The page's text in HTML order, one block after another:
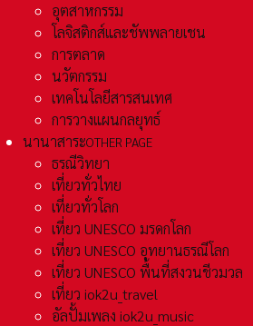
อุตสาหกรรม
โลจิสติกส์และชัพพลายเชน
การตลาด
นวัตกรรม
เทคโนโลยีสารสนเทศ
การวางแผนกลยุทธ์
นานาสาระOTHER PAGE
ธรณีวิทยา
เที่ยวทั่วไทย
เที่ยวทั่วโลก
เที่ยว UNESCO มรดกโลก
เที่ยว UNESCO อุทยานธรณีโลก
เที่ยว UNESCO พื้นที่สงวนชีวมวล
เที่ยว iok2u_travel
อัลปั้มเพลง iok2u_music